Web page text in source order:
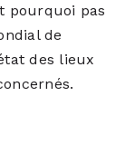
pourquoi pas
de
des lieux